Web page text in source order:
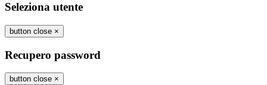
Seleziona utente
button close ×
Recupero password
button close ×